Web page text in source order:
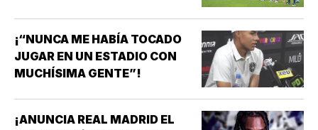
¡“NUNCA ME HABÍA TOCADO
JUGAR EN UN ESTADIO CON
MUCHÍSIMA GENTE”!
¡ANUNCIA REAL MADRID EL